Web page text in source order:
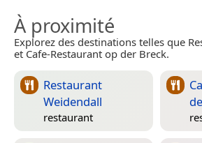
À proximité
Explorez des destinations telles que
et Cafe-Restaurant op der Breck.
Restaurant
Weidendall
restaurant